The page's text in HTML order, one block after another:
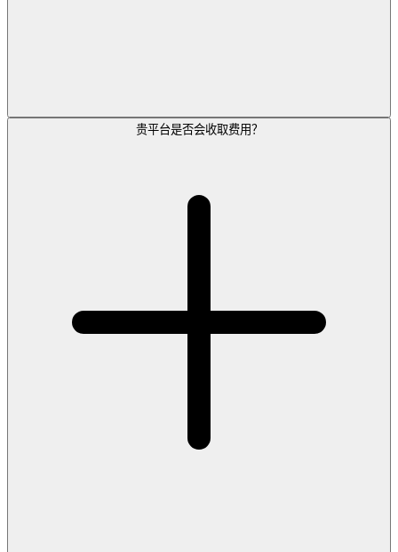
贵平台是否会收取费用？